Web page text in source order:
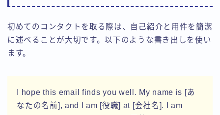
初めてのコンタクトを取る際は、自己紹介と用件を簡潔
に述べることが大切です。以下のような書き出しを使い
ます。
I hope this email finds you well. My name is [あ
なたの名前], and I am [役職] at [会社名]. I am